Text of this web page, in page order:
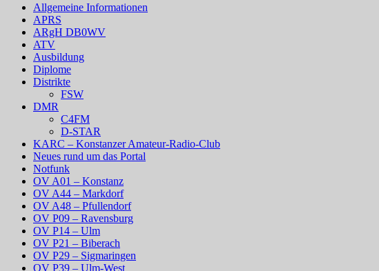
Allgemeine Informationen
APRS
ARgH DB0WV
ATV
Ausbildung
Diplome
Distrikte
FSW
DMR
C4FM
D-STAR
KARC – Konstanzer Amateur-Radio-Club
Neues rund um das Portal
Notfunk
OV A01 – Konstanz
OV A44 – Markdorf
OV A48 – Pfullendorf
OV P09 – Ravensburg
OV P14 – Ulm
OV P21 – Biberach
OV P29 – Sigmaringen
OV P39 – Ulm-West